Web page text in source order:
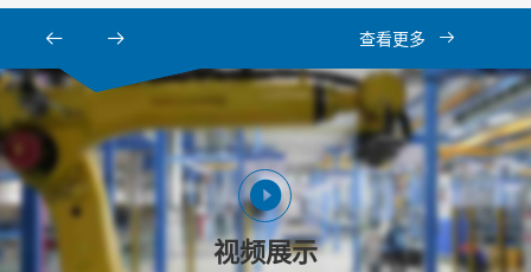
查看更多
视频展示